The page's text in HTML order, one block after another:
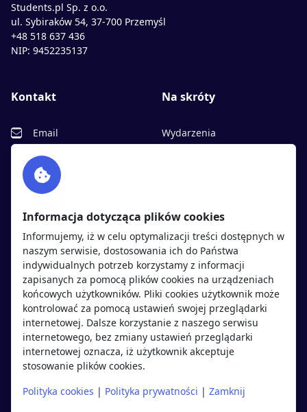
Students.pl Sp. z o.o.
ul. Sybiraków 54, 37-700 Przemyśl
+48 518 637 436
NIP: 9452235137
Kontakt
Email
Facebook
Twitter
Na skróty
Wydarzenia
Polityka cookies
Polityka prywatności
Kandydaci
Regulamin kandydata
Oferty pracy
Pracodawcy
Opinie o pracodawcach
Pracodawcy
Regulamin pracodawcy
Dodaj ogłoszenie
Informacja dotycząca plików cookies
Informujemy, iż w celu optymalizacji treści dostępnych w
naszym serwisie, dostosowania ich do Państwa
indywidualnych potrzeb korzystamy z informacji
zapisanych za pomocą plików cookies na urządzeniach
końcowych użytkowników. Pliki cookies użytkownik może
kontrolować za pomocą ustawień swojej przeglądarki
internetowej. Dalsze korzystanie z naszego serwisu
internetowego, bez zmiany ustawień przeglądarki
internetowej oznacza, iż użytkownik akceptuje
stosowanie plików cookies.
Polityka cookies | Polityka prywatności | Zamknij